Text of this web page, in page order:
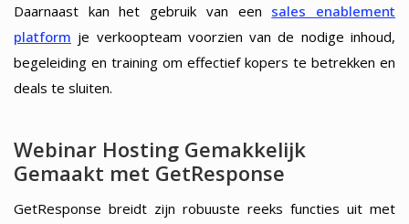
Daarnaast kan het gebruik van een sales enablement
platform je verkoopteam voorzien van de nodige inhoud,
begeleiding en training om effectief kopers te betrekken en
deals te sluiten.
Webinar Hosting Gemakkelijk
Gemaakt met GetResponse
GetResponse breidt zijn robuuste reeks functies uit met